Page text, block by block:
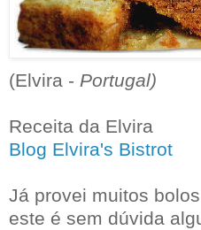
(Elvira - Portugal)
Receita da Elvira
Blog Elvira's Bistrot
Já provei muitos
este é sem dúvida